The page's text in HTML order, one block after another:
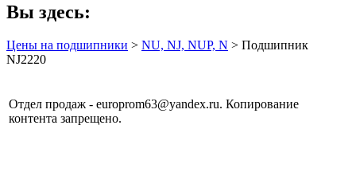
Вы здесь:
Цены на подшипники > NU, NJ, NUP, N > Подшипник
NJ2220
Отдел продаж - europrom63@yandex.ru. Копирование
контента запрещено.